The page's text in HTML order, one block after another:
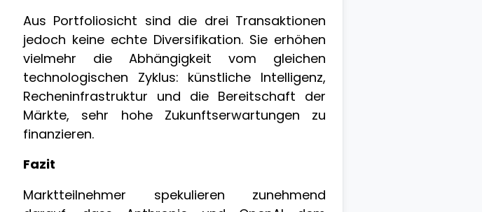
Aus Portfoliosicht sind die drei Transaktionen
jedoch keine echte Diversifikation. Sie erhöhen
vielmehr die Abhängigkeit vom gleichen
technologischen Zyklus: künstliche Intelligenz,
Recheninfrastruktur und die Bereitschaft der
Märkte, sehr hohe Zukunftserwartungen zu
finanzieren.
Fazit
Marktteilnehmer spekulieren zunehmend